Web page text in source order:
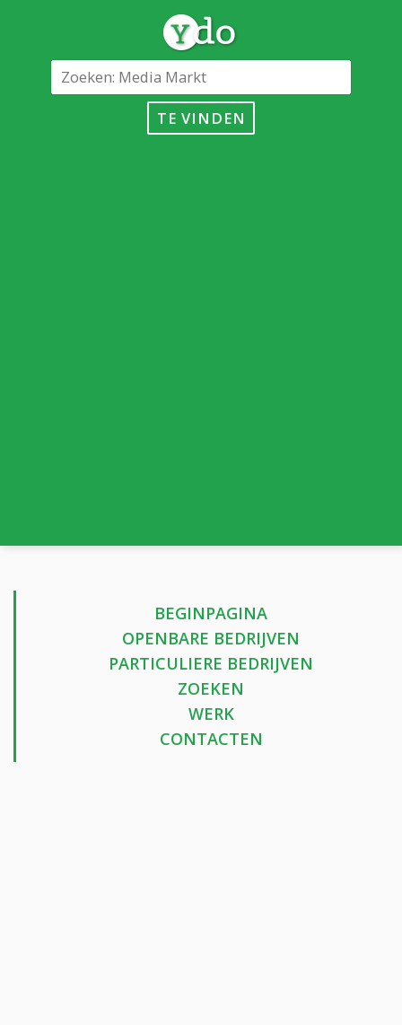
TE VINDEN
BEGINPAGINA
OPENBARE BEDRIJVEN
PARTICULIERE BEDRIJVEN
ZOEKEN
WERK
CONTACTEN